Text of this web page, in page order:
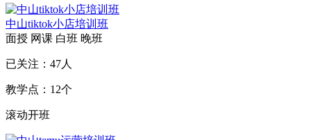
中山tiktok小店培训班
面授 网课 白班 晚班
已关注： 47人
教学点： 12个
滚动开班